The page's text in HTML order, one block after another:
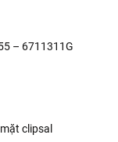
– 6711311G
clipsal